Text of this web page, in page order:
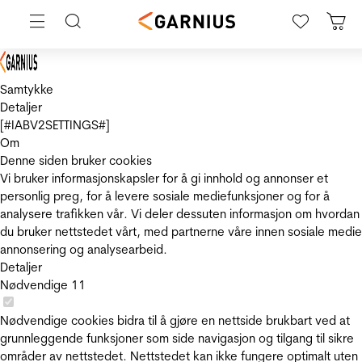
Samtykke
Detaljer
[#IABV2SETTINGS#]
Om
Denne siden bruker cookies
Vi bruker informasjonskapsler for å gi innhold og annonser et
personlig preg, for å levere sosiale mediefunksjoner og for å
analysere trafikken vår. Vi deler dessuten informasjon om hvordan
du bruker nettstedet vårt, med partnerne våre innen sosiale
annonsering og analysearbeid.
Detaljer
Nødvendige 11
Nødvendige cookies bidra til å gjøre en nettside brukbart ved at
grunnleggende funksjoner som side navigasjon og tilgang til sikre
områder av nettstedet. Nettstedet kan ikke fungere optimalt uten